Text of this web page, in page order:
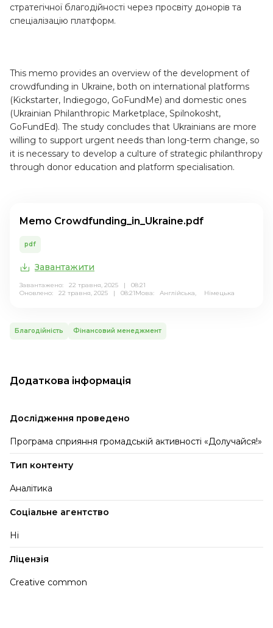
стратегічної благодійності через просвіту донорів та
спеціалізацію платформ.
This memo provides an overview of the development of
crowdfunding in Ukraine, both on international platforms
(Kickstarter, Indiegogo, GoFundMe) and domestic ones
(Ukrainian Philanthropic Marketplace, Spilnokosht,
GoFundEd). The study concludes that Ukrainians are more
willing to support urgent needs than long-term change, so
it is necessary to develop a culture of strategic philanthropy
through donor education and platform specialisation.
Memo Crowdfunding_in_Ukraine.pdf
pdf
Завантажити
Завантажено: 22 травня, 2025 | 08:21
Оновлено: 22 травня, 2025 | 08:21Мова: Англійська, Німецька
Благодійність Фінансовий менеджмент
Додаткова інформація
Дослідження проведено
Програма сприяння громадській активності «Долучайся!»
Тип контенту
Аналітика
Соціальне агентство
Ні
Ліцензія
Creative common